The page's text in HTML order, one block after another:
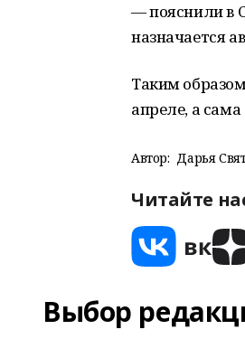
— пояснили в
назначается
Таким
апреле, а
Автор: Дарья
Читайте
Выбор